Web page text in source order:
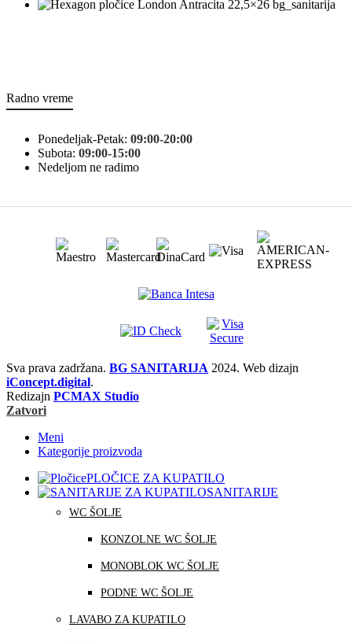
bg_sanitarija
Radno vreme
Ponedeljak-Petak: 09:00-20:00
Subota: 09:00-15:00
Nedeljom ne radimo
Sva prava zadržana. BG SANITARIJA 2024. Web dizajn
iConcept.digital.
Redizajn PCMAX Studio
Zatvori
Meni
Kategorije proizvoda
PLOČICE ZA KUPATILO
SANITARIJE
WC ŠOLJE
KONZOLNE WC ŠOLJE
MONOBLOK WC ŠOLJE
PODNE WC ŠOLJE
LAVABO ZA KUPATILO